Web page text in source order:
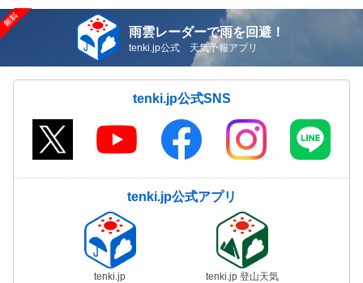
雨雲レーダーで雨を回避！
tenki.jp公式 天気予報アプリ
tenki.jp公式SNS
tenki.jp公式アプリ
tenki.jp tenki.jp 登山天気